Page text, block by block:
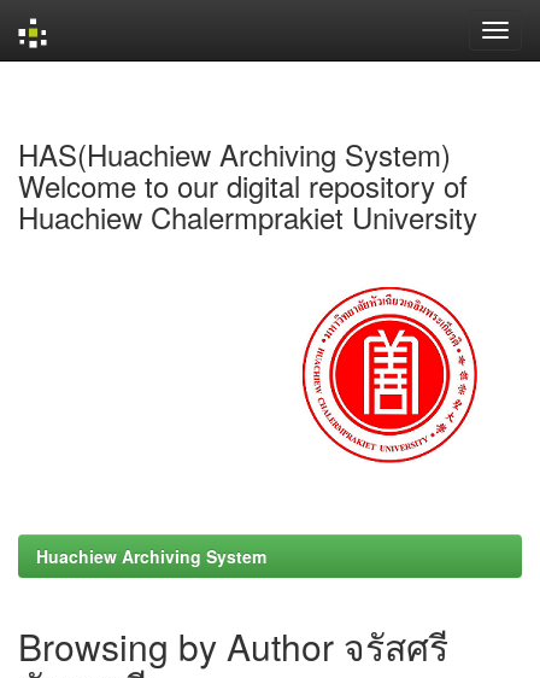
HAS(Huachiew Archiving System)
Welcome to our digital repository of
Huachiew Chalermprakiet University
Huachiew Archiving System
Browsing by Author จรัสศรี